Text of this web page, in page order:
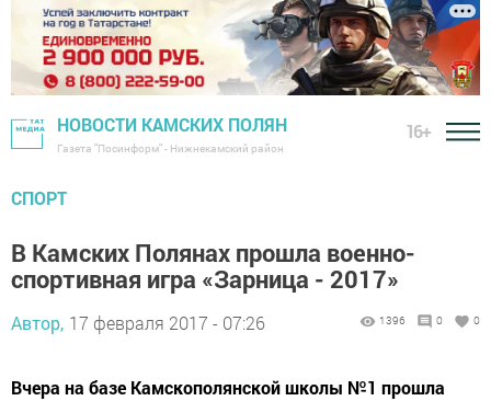
НОВОСТИ КАМСКИХ ПОЛЯН
Газета "Посинформ" - Нижнекамский район
16+
СПОРТ
В Камских Полянах прошла военно-
спортивная игра «Зарница - 2017»
Автор, 17 февраля 2017 - 07:26 1396 0 0
Вчера на базе Камскополянской школы №1 прошла